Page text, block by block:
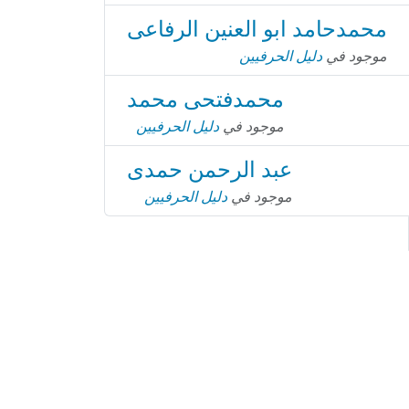
محمدحامد ابو العنين الرفاعى
موجود في دليل الحرفيين
محمدفتحى محمد
موجود في دليل الحرفيين
عبد الرحمن حمدى
موجود في دليل الحرفيين